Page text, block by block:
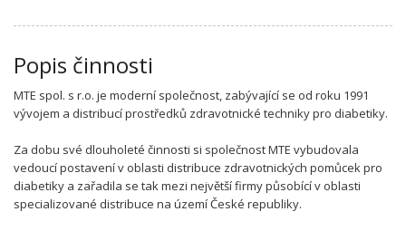
Popis činnosti
MTE spol. s r.o. je moderní společnost, zabývající se od roku 1991
vývojem a distribucí prostředků zdravotnické techniky pro diabetiky.
Za dobu své dlouholeté činnosti si společnost MTE vybudovala
vedoucí postavení v oblasti distribuce zdravotnických pomůcek pro
diabetiky a zařadila se tak mezi největší firmy působící v oblasti
specializované distribuce na území České republiky.